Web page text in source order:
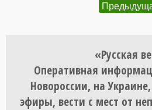
«Русская
Оперативная
Новороссии, на
эфиры, вести с мест от